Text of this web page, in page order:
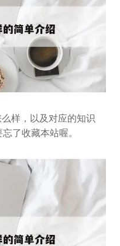
样，以及对应的知识
了收藏本站喔。